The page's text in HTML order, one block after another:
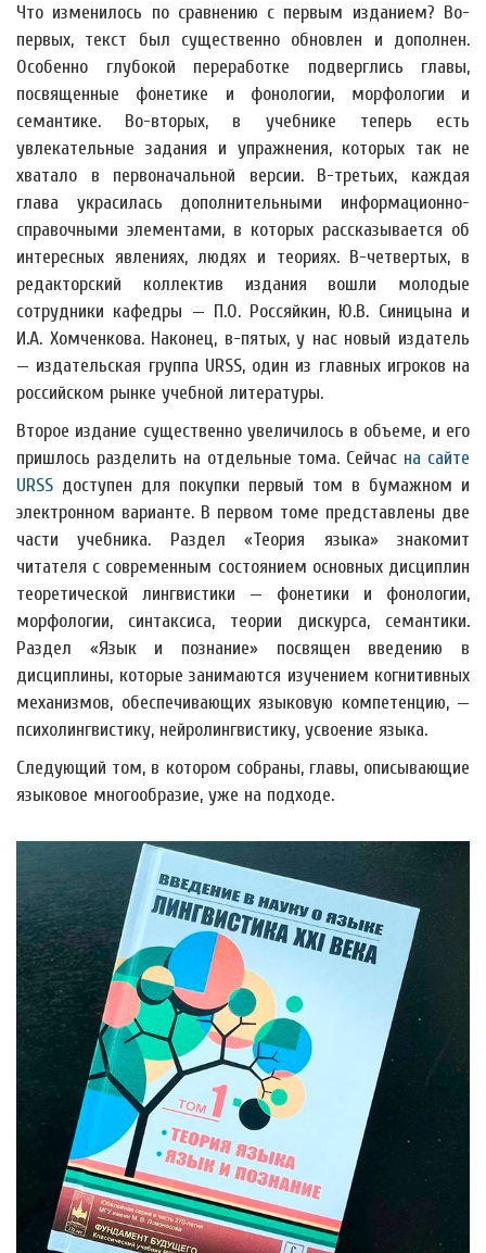
Что изменилось по сравнению с первым изданием? Во-
первых, текст был существенно обновлен и дополнен.
Особенно глубокой переработке подверглись главы,
посвященные фонетике и фонологии, морфологии и
семантике. Во-вторых, в учебнике теперь есть
увлекательные задания и упражнения, которых так не
хватало в первоначальной версии. В-третьих, каждая
глава украсилась дополнительными информационно-
справочными элементами, в которых рассказывается об
интересных явлениях, людях и теориях. В-четвертых, в
редакторский коллектив издания вошли молодые
сотрудники кафедры — П.О. Россяйкин, Ю.В. Синицына и
И.А. Хомченкова. Наконец, в-пятых, у нас новый издатель
— издательская группа URSS, один из главных игроков на
российском рынке учебной литературы.
Второе издание существенно увеличилось в объеме, и его
пришлось разделить на отдельные тома. Сейчас на сайте
URSS доступен для покупки первый том в бумажном и
электронном варианте. В первом томе представлены две
части учебника. Раздел «Теория языка» знакомит
читателя с современным состоянием основных дисциплин
теоретической лингвистики — фонетики и фонологии,
морфологии, синтаксиса, теории дискурса, семантики.
Раздел «Язык и познание» посвящен введению в
дисциплины, которые занимаются изучением когнитивных
механизмов, обеспечивающих языковую компетенцию, —
психолингвистику, нейролингвистику, усвоение языка.
Следующий том, в котором собраны, главы, описывающие
языковое многообразие, уже на подходе.